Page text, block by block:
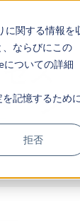
に関する情報を
ならびにこの
についての詳細
記憶するため
拒否
ス
ージ